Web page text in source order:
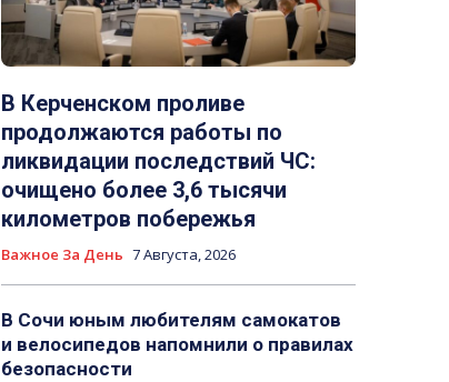
В Керченском проливе
продолжаются работы по
ликвидации последствий ЧС:
очищено более 3,6 тысячи
километров побережья
Важное За День 7 Августа, 2026
В Сочи юным любителям самокатов
и велосипедов напомнили о правилах
безопасности